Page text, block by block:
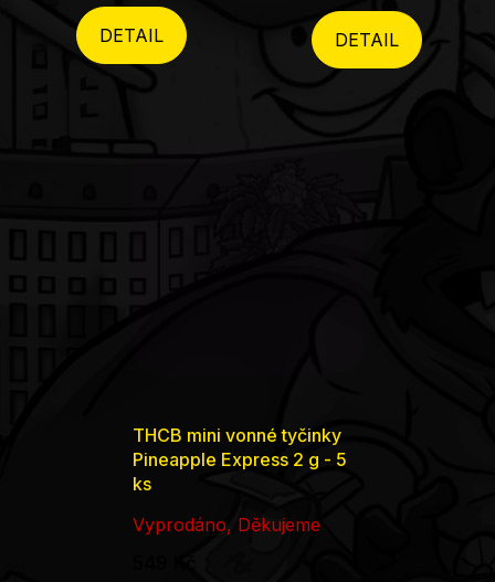
DETAIL DETAIL
THCB mini vonné tyčinky
Pineapple Express 2 g - 5
ks
Vyprodáno, Děkujeme